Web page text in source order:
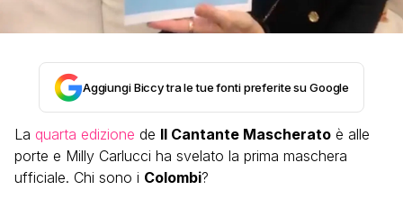
Aggiungi Biccy tra le tue fonti preferite su Google
La quarta edizione de Il Cantante Mascherato è alle
porte e Milly Carlucci ha svelato la prima maschera
ufficiale. Chi sono i Colombi?